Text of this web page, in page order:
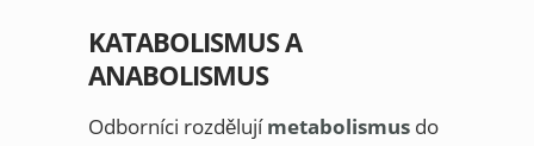
KATABOLISMUS A
ANABOLISMUS
Odborníci rozdělujímetabolismus do